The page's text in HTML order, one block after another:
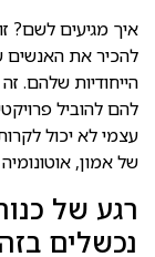
איך מגיעים לשם?
להכיר את האנשים
הייחודיות שלהם.
להם להוביל
עצמי לא יכול
של אמון,
רגע של
נכשלים